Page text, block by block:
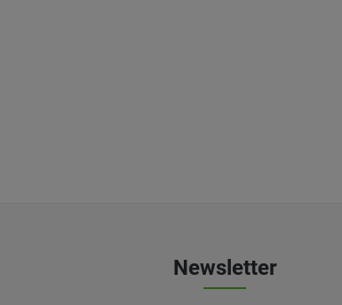
Newsletter